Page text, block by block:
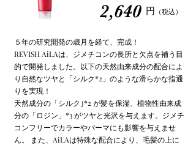
2,640 円 （税込）
５年の研究開発の歳月を経て、完成！
REVISH AiLAは、ジメチコンの長所と欠点を補う目
的で開発しました。以下の天然由来成分の配合によ
り自然なツヤと「シルク*2」のような滑らかな指通
りを実現！
天然成分の「シルク｣*2 が髪を保湿、植物性由来成
分の「ロジン」*3 がツヤと光沢を与えます。ジメチ
コンフリーでカラーやパーマにも影響を与えませ
ん。 また、AiLAは特殊な配合により、毛髪の上に